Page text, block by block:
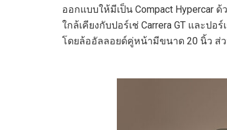
ออกแบบให้มีเป็น Compact Hypercar
ใกล้เคียงกับปอร์เช่ Carrera GT และป
โดยล้ออัลลอยด์คู่หน้ามีขนาด 20 นิ้ว ส่